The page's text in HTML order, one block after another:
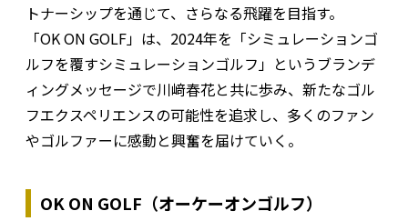
トナーシップを通じて、さらなる飛躍を目指す。
「OK ON GOLF」は、2024年を「シミュレーションゴ
ルフを覆すシミュレーションゴルフ」というブランデ
ィングメッセージで川﨑春花と共に歩み、新たなゴル
フエクスペリエンスの可能性を追求し、多くのファン
やゴルファーに感動と興奮を届けていく。
OK ON GOLF（オーケーオンゴルフ）